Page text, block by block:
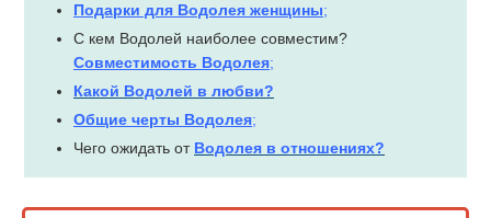
Подарки для Водолея женщины;
С кем Водолей наиболее совместим?
Совместимость Водолея;
Какой Водолей в любви?
Общие черты Водолея;
Чего ожидать от Водолея в отношениях?